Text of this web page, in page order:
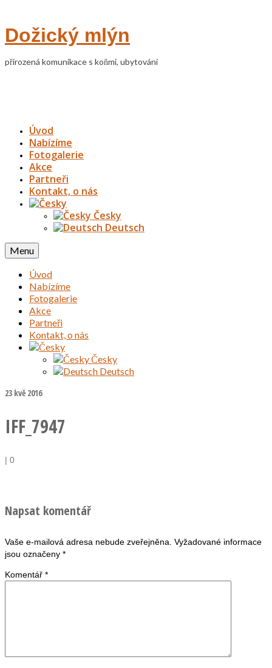
Dožický mlýn
přirozená komunikace s koňmi, ubytování
Úvod
Nabízíme
Fotogalerie
Akce
Partneři
Kontakt, o nás
Česky
Deutsch
Menu
Úvod
Nabízíme
Fotogalerie
Akce
Partneři
Kontakt, o nás
Česky
Deutsch
23 kvě 2016
IFF_7947
| 0
Napsat komentář
Vaše e-mailová adresa nebude zveřejněna. Vyžadované informace
jsou označeny *
Komentář *